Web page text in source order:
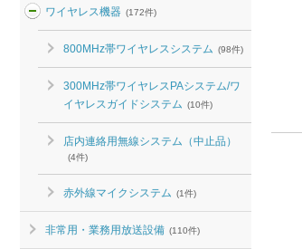
ワイヤレス機器 (172件)
800MHz帯ワイヤレスシステム (98件)
300MHz帯ワイヤレスPAシステム/ワ
イヤレスガイドシステム (10件)
店内連絡用無線システム（中止品）
(4件)
赤外線マイクシステム (1件)
非常用・業務用放送設備 (110件)